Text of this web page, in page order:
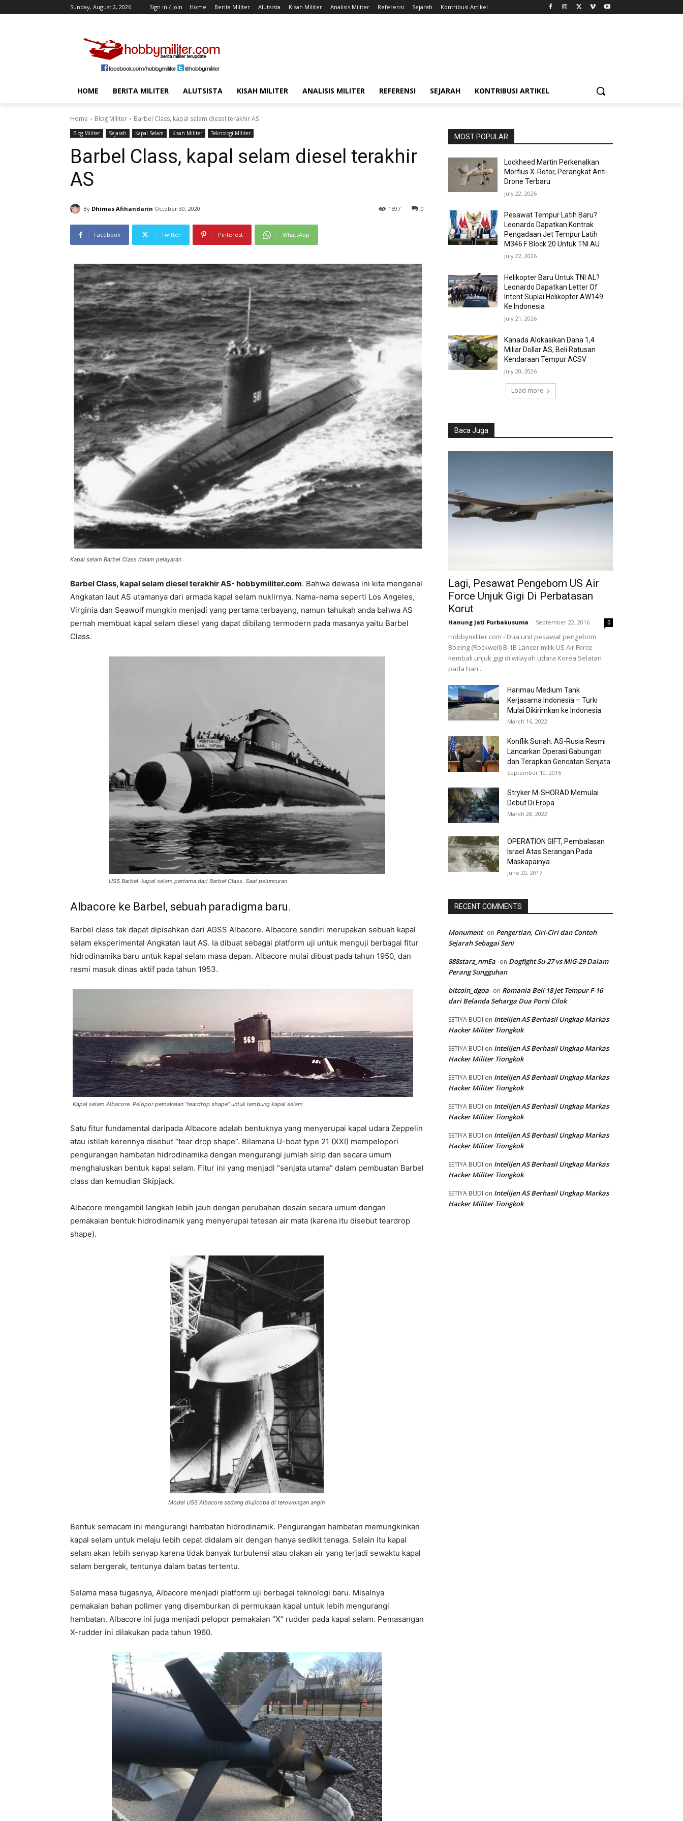
Sunday, August 2, 2026 Sign in / Join Home Berita Militer Alutsista Kisah Militer Analisis Militer Referensi Sejarah Kontribusi Artikel
HOME BERITA MILITER ALUTSISTA KISAH MILITER ANALISIS MILITER REFERENSI SEJARAH KONTRIBUSI ARTIKEL
Home Blog Militer Barbel Class, kapal selam diesel terakhir AS
Blog Militer Sejarah Kapal Selam Kisah Militer Teknologi Militer
Barbel Class, kapal selam diesel terakhir
AS
By Dhimas Afihandarin October 30, 2020 0
1597
Facebook Twitter Pinterest WhatsApp
Kapal selam Barbel Class dalam pelayaran
Barbel Class, kapal selam diesel terakhir AS- hobbymiliter.com. Bahwa dewasa ini kita mengenal
Angkatan laut AS utamanya dari armada kapal selam nuklirnya. Nama-nama seperti Los Angeles,
Virginia dan Seawolf mungkin menjadi yang pertama terbayang, namun tahukah anda bahwa AS
pernah membuat kapal selam diesel yang dapat dibilang termodern pada masanya yaitu Barbel
Class.
USS Barbel. kapal selam pertama dari Barbel Class. Saat peluncuran
Albacore ke Barbel, sebuah paradigma baru.
Barbel class tak dapat dipisahkan dari AGSS Albacore. Albacore sendiri merupakan sebuah kapal
selam eksperimental Angkatan laut AS. Ia dibuat sebagai platform uji untuk menguji berbagai fitur
hidrodinamika baru untuk kapal selam masa depan. Albacore mulai dibuat pada tahun 1950, dan
resmi masuk dinas aktif pada tahun 1953.
Kapal selam Albacore. Pelopor pemakaian “teardrop shape” untuk lambung kapal selam
Satu fitur fundamental daripada Albacore adalah bentuknya yang menyerupai kapal udara Zeppelin
atau istilah kerennya disebut “tear drop shape”. Bilamana U-boat type 21 (XXI) mempelopori
pengurangan hambatan hidrodinamika dengan mengurangi jumlah sirip dan secara umum
menghaluskan bentuk kapal selam. Fitur ini yang menjadi “senjata utama” dalam pembuatan Barbel
class dan kemudian Skipjack.
Albacore mengambil langkah lebih jauh dengan perubahan desain secara umum dengan
pemakaian bentuk hidrodinamik yang menyerupai tetesan air mata (karena itu disebut teardrop
shape).
Model USS Albacore sedang diujicoba di terowongan angin
Bentuk semacam ini mengurangi hambatan hidrodinamik. Pengurangan hambatan memungkinkan
kapal selam untuk melaju lebih cepat didalam air dengan hanya sedikit tenaga. Selain itu kapal
selam akan lebih senyap karena tidak banyak turbulensi atau olakan air yang terjadi sewaktu kapal
selam bergerak, tentunya dalam batas tertentu.
Selama masa tugasnya, Albacore menjadi platform uji berbagai teknologi baru. Misalnya
pemakaian bahan polimer yang disemburkan di permukaan kapal untuk lebih mengurangi
hambatan. Albacore ini juga menjadi pelopor pemakaian “X” rudder pada kapal selam. Pemasangan
X-rudder ini dilakukan pada tahun 1960.
MOST POPULAR
Lockheed Martin Perkenalkan
Morfius X-Rotor, Perangkat Anti-
Drone Terbaru
July 22, 2026
Pesawat Tempur Latih Baru?
Leonardo Dapatkan Kontrak
Pengadaan Jet Tempur Latih
M346 F Block 20 Untuk TNI AU
July 22, 2026
Helikopter Baru Untuk TNI AL?
Leonardo Dapatkan Letter Of
Intent Suplai Helikopter AW149
Ke Indonesia
July 21, 2026
Kanada Alokasikan Dana 1,4
Miliar Dollar AS, Beli Ratusan
Kendaraan Tempur ACSV
July 20, 2026
Load more
Baca Juga
Lagi, Pesawat Pengebom US Air
Force Unjuk Gigi Di Perbatasan
Korut
Hanung Jati Purbakusuma - September 22, 2016 0
Hobbymiliter.com - Dua unit pesawat pengebom
Boeing (Rockwell) B-1B Lancer milik US Air Force
kembali unjuk gigi di wilayah udara Korea Selatan
pada hari...
Harimau Medium Tank
Kerjasama Indonesia – Turki
Mulai Dikirimkan ke Indonesia
March 16, 2022
Konflik Suriah: AS-Rusia Resmi
Lancarkan Operasi Gabungan
dan Terapkan Gencatan Senjata
September 10, 2016
Stryker M-SHORAD Memulai
Debut Di Eropa
March 28, 2022
OPERATION GIFT, Pembalasan
Israel Atas Serangan Pada
Maskapainya
June 20, 2017
RECENT COMMENTS
Monument on Pengertian, Ciri-Ciri dan Contoh
Sejarah Sebagai Seni
888starz_nmEa on Dogfight Su-27 vs MiG-29 Dalam
Perang Sungguhan
bitcoin_dgoa on Romania Beli 18 Jet Tempur F-16
dari Belanda Seharga Dua Porsi Cilok
SETIYA BUDI on Intelijen AS Berhasil Ungkap Markas
Hacker Militer Tiongkok
SETIYA BUDI on Intelijen AS Berhasil Ungkap Markas
Hacker Militer Tiongkok
SETIYA BUDI on Intelijen AS Berhasil Ungkap Markas
Hacker Militer Tiongkok
SETIYA BUDI on Intelijen AS Berhasil Ungkap Markas
Hacker Militer Tiongkok
SETIYA BUDI on Intelijen AS Berhasil Ungkap Markas
Hacker Militer Tiongkok
SETIYA BUDI on Intelijen AS Berhasil Ungkap Markas
Hacker Militer Tiongkok
SETIYA BUDI on Intelijen AS Berhasil Ungkap Markas
Hacker Militer Tiongkok